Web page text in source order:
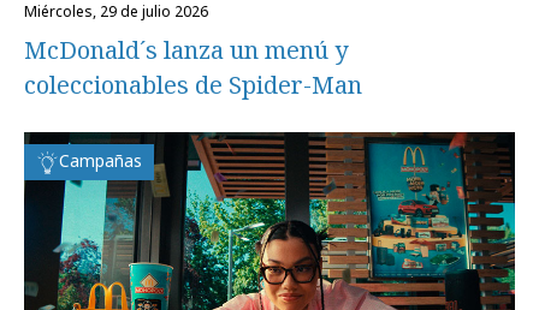
miércoles, 29 de julio 2026
McDonald´s lanza un menú y
coleccionables de Spider-Man
Campañas